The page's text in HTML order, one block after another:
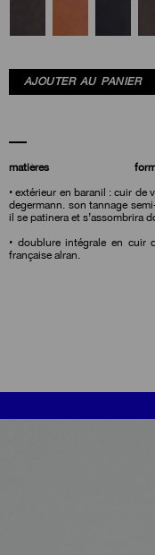
AJOUTER AU PANIER
matières
• extérieur en baranil : cuir de
degermann. son tannage
il se patinera et s’assombrira
• doublure intégrale en cuir
française alran.